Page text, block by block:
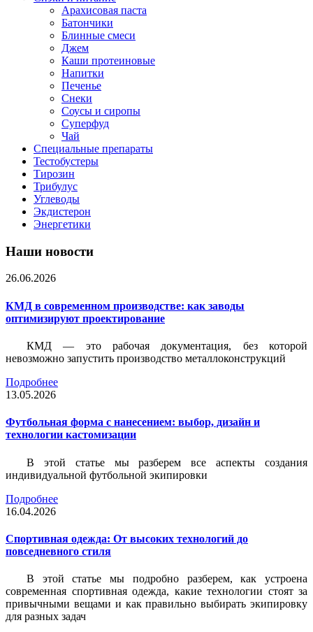
Арахисовая паста
Батончики
Блинные смеси
Джем
Каши протеиновые
Напитки
Печенье
Снеки
Соусы и сиропы
Суперфуд
Чай
Специальные препараты
Тестобустеры
Тирозин
Трибулус
Углеводы
Экдистерон
Энергетики
Наши новости
26.06.2026
КМД в современном производстве: как заводы
оптимизируют проектирование
КМД — это рабочая документация, без которой
невозможно запустить производство металлоконструкций
Подробнее
13.05.2026
Футбольная форма с нанесением: выбор, дизайн и
технологии кастомизации
В этой статье мы разберем все аспекты создания
индивидуальной футбольной экипировки
Подробнее
16.04.2026
Спортивная одежда: От высоких технологий до
повседневного стиля
В этой статье мы подробно разберем, как устроена
современная спортивная одежда, какие технологии стоят за
привычными вещами и как правильно выбирать экипировку
для разных задач